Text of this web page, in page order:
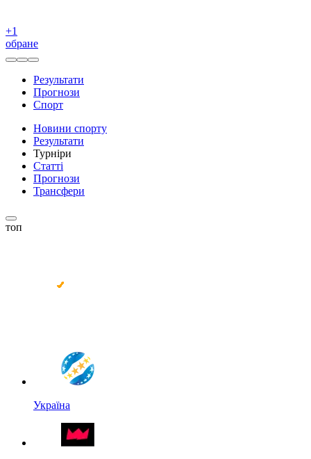
+1
обране
Результати
Прогнози
Спорт
Новини спорту
Результати
Турніри
Статті
Прогнози
Трансфери
топ
Україна